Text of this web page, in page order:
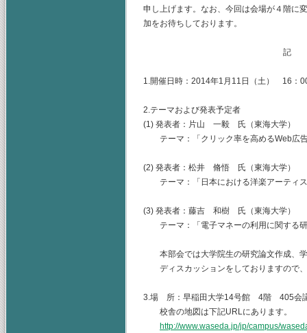
申し上げます。なお、今回は会場が４階に
加をお待ちしております。
記
1.開催日時：2014年1月11日（土） 16：
2.テーマおよび発表予定者
(1) 発表者：片山 一毅 氏（東海大学）
テーマ：「クリック率を高めるWeb広
(2) 発表者：松井 脩悟 氏（東海大学）
テーマ：「日本における洋楽アーティス
(3) 発表者：藤吉 和樹 氏（東海大学）
テーマ：「電子マネーの利用に関する研
本部会では大学院生の研究論文作成、学
ディスカッションをしておりますので、
3.場 所：早稲田大学14号館 4階 405会
校舎の地図は下記URLにあります。
http://www.waseda.jp/jp/campus/